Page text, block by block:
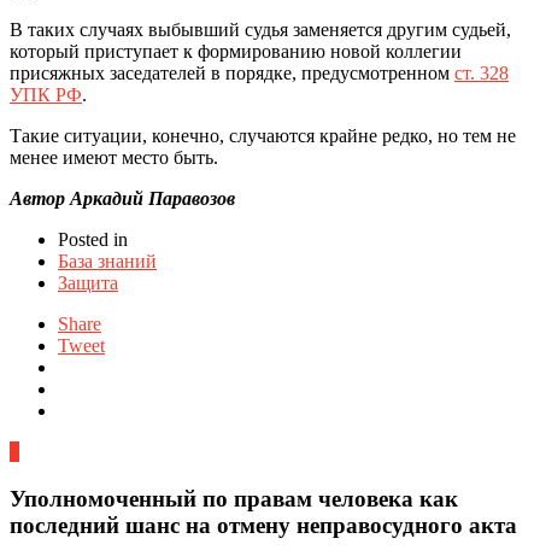
В таких случаях выбывший судья заменяется другим судьей,
который приступает к формированию новой коллегии
присяжных заседателей в порядке, предусмотренном ст. 328
УПК РФ.
Такие ситуации, конечно, случаются крайне редко, но тем не
менее имеют место быть.
Автор Аркадий Паравозов
Posted in
База знаний
Защита
Share
Tweet
Уполномоченный по правам человека как
последний шанс на отмену неправосудного акта